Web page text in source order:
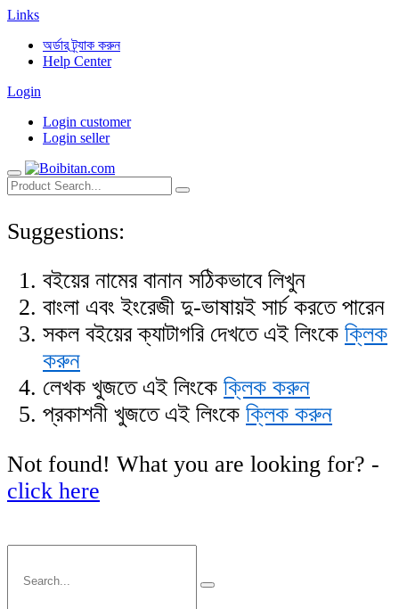
Links
অর্ডার ট্র্যাক করুন
Help Center
Login
Login customer
Login seller
Suggestions:
বইয়ের নামের বানান সঠিকভাবে লিখুন
বাংলা এবং ইংরেজী দু-ভাষায়ই সার্চ করতে পারেন
সকল বইয়ের ক্যাটাগরি দেখতে এই লিংকে ক্লিক
করুন
লেখক খুজতে এই লিংকে ক্লিক করুন
প্রকাশনী খুজতে এই লিংকে ক্লিক করুন
Not found! What you are looking for? -
click here